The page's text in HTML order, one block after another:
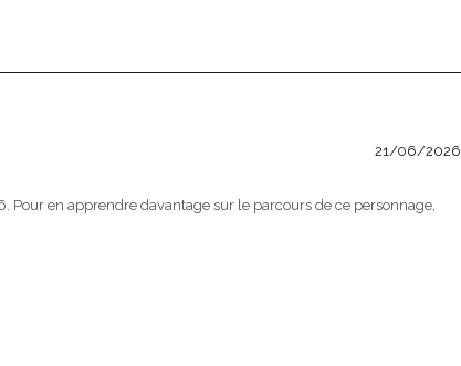
21/06/2026
en apprendre davantage sur le parcours de ce personnage,